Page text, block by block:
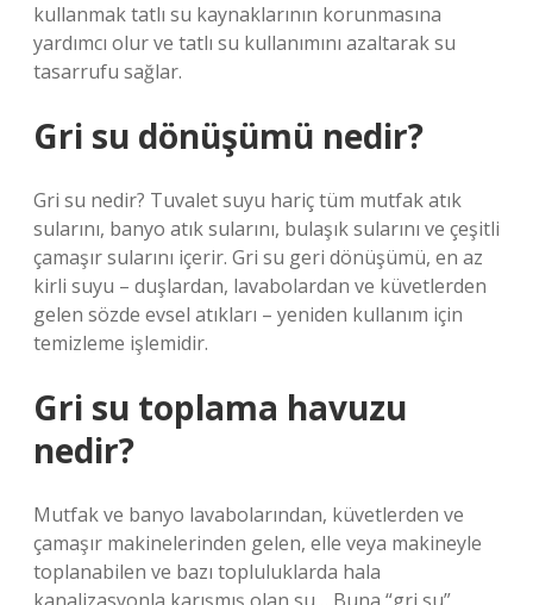
kullanmak tatlı su kaynaklarının korunmasına
yardımcı olur ve tatlı su kullanımını azaltarak su
tasarrufu sağlar.
Gri su dönüşümü nedir?
Gri su nedir? Tuvalet suyu hariç tüm mutfak atık
sularını, banyo atık sularını, bulaşık sularını ve çeşitli
çamaşır sularını içerir. Gri su geri dönüşümü, en az
kirli suyu – duşlardan, lavabolardan ve küvetlerden
gelen sözde evsel atıkları – yeniden kullanım için
temizleme işlemidir.
Gri su toplama havuzu
nedir?
Mutfak ve banyo lavabolarından, küvetlerden ve
çamaşır makinelerinden gelen, elle veya makineyle
toplanabilen ve bazı topluluklarda hala